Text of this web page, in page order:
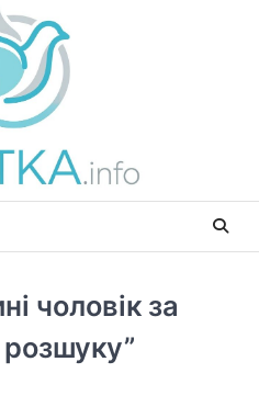
чоловік за
розшуку”